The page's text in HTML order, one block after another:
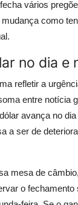
vários
como
no dia e
refletir a
entre notícia
avança no
a ser de
mesa de
o fechamento